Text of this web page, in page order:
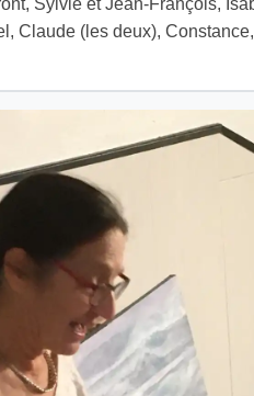
Sylvie et Jean-François,
Claude (les deux),